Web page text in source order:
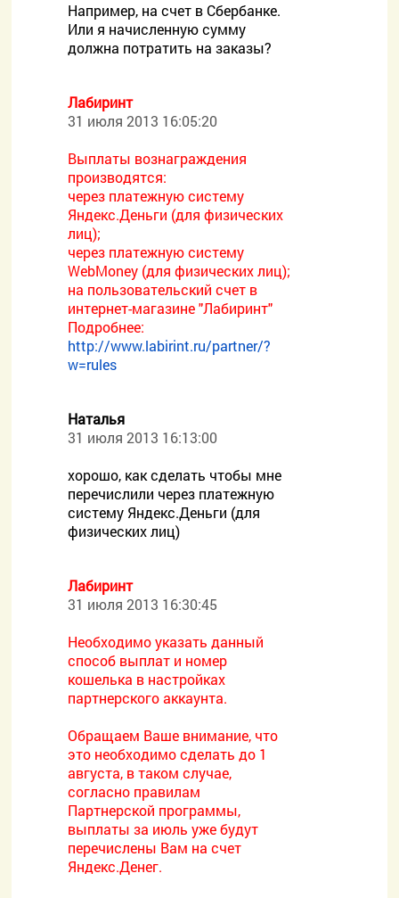
Например, на счет в Сбербанке.
Или я начисленную сумму
должна потратить на заказы?
Лабиринт
31 июля 2013 16:05:20
Выплаты вознаграждения
производятся:
через платежную систему
Яндекс.Деньги (для физических
лиц);
через платежную систему
WebMoney (для физических лиц);
на пользовательский счет в
интернет-магазине "Лабиринт"
Подробнее:
http://www.labirint.ru/partner/?
w=rules
Наталья
31 июля 2013 16:13:00
хорошо, как сделать чтобы мне
перечислили через платежную
систему Яндекс.Деньги (для
физических лиц)
Лабиринт
31 июля 2013 16:30:45
Необходимо указать данный
способ выплат и номер
кошелька в настройках
партнерского аккаунта.
Обращаем Ваше внимание, что
это необходимо сделать до 1
августа, в таком случае,
согласно правилам
Партнерской программы,
выплаты за июль уже будут
перечислены Вам на счет
Яндекс.Денег.